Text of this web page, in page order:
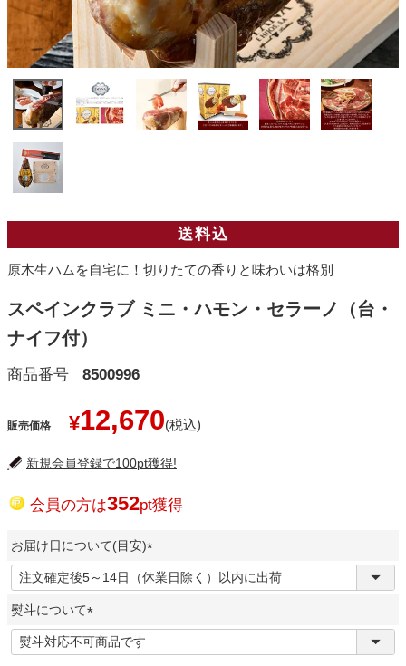
送料込
原木生ハムを自宅に！切りたての香りと味わいは格別
スペインクラブ ミニ・ハモン・セラーノ（台・
ナイフ付）
商品番号 8500996
販売価格 ¥12,670
新規会員登録で100pt獲得!
会員の方は352pt獲得
お届け日について(目安)
(
必
)
熨斗について
(
必